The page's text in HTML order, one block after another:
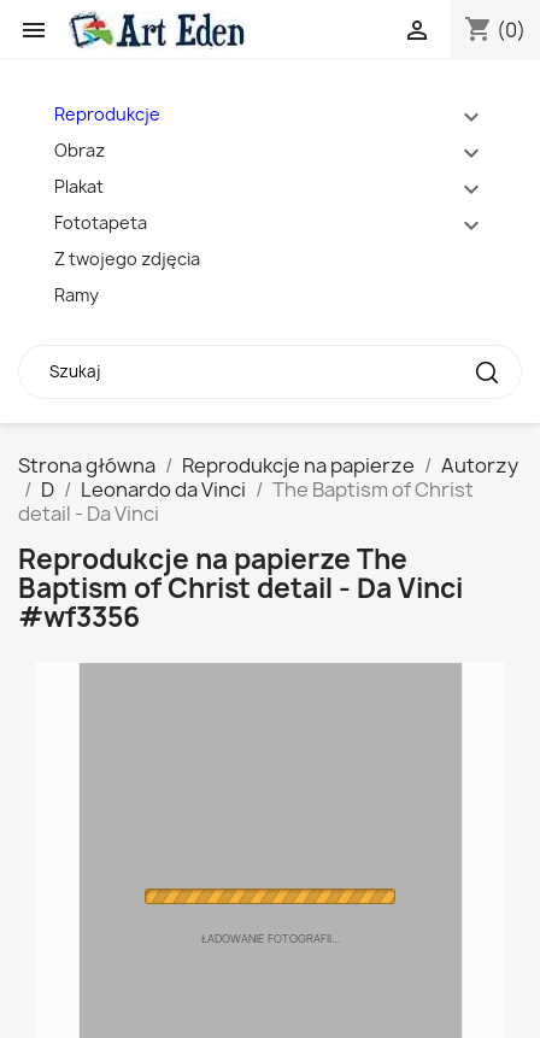
 shopping_cart (0)

expand_more
Reprodukcje
expand_more
Obraz
expand_more
Plakat
expand_more
Fototapeta
Z twojego zdjęcia
Ramy
Strona główna Reprodukcje na papierze
Autorzy
D
Leonardo da Vinci
The Baptism of Christ
detail - Da Vinci
Reprodukcje na papierze The
Baptism of Christ detail - Da Vinci
#wf3356
ŁADOWANIE FOTOGRAFII...